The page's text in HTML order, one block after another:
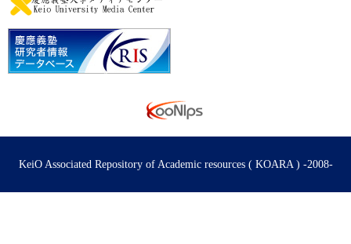
KeiO Associated Repository of Academic resources ( KOARA ) -2008-